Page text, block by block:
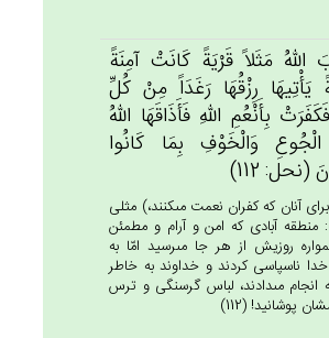
مَثَلاً قَرْيَة‌ً كَانَت‌ْ آمِنَة‌ً
يَأْتِيهَا رِزْقُهَا رَغَدَاً مِنْ‌ كُل‌ِّ
بِأَنْعُم‌ِ الله‌ِ فَأَذَاقَهَا الله‌ُ
وَالْخَوْف‌ِ بِمَا كَانُوا
112)
آنان كه كفران نعمت مى‏كنند،) مثلى
منطقه آبادى كه امن و آرام و مطمئن
روزيش از هر جا مى‏رسيد امّا به
ناسپاسى كردند و خداوند به خاطر
انجام مى‏دادند، لباس گرسنگى و ترس
پوشانيد! (112)